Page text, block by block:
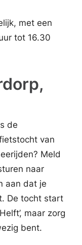
met een
tot 16.30
de
van
Meld
naar
aan dat je
De tocht start
maar zorg
bent.